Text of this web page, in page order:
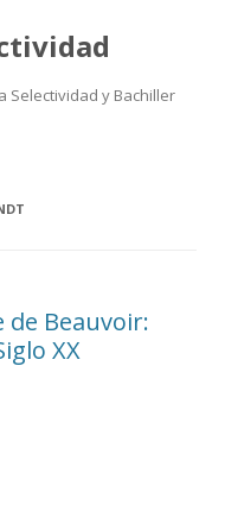
Selectividad y Bachiller
de Beauvoir:
XX